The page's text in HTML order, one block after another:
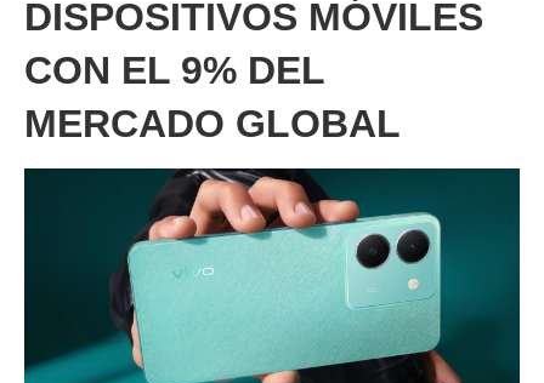
DISPOSITIVOS MÓVILES
CON EL 9% DEL
MERCADO GLOBAL